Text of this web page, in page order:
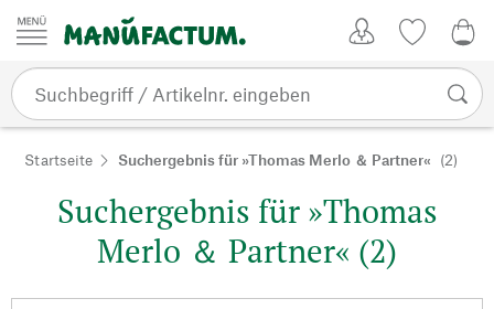
Zum Inhalt springen
Startseite Suchergebnis für »Thomas Merlo ＆ Partner« (2)
Suchergebnis für »Thomas
Merlo ＆ Partner« (2)